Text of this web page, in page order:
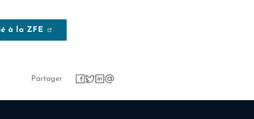
à la ZFE
Partager